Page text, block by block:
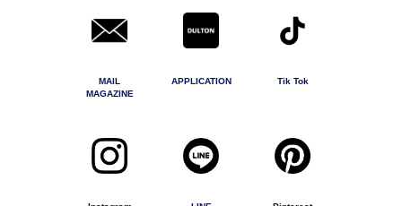
MAIL
MAGAZINE
APPLICATION Tik Tok